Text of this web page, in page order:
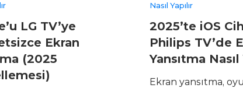
LG TV’ye
Ekran
(2025
Nasıl Yapılır
2025’te iOS
Philips TV’de
Yansıtma Nasıl
Ekran yansıtma,